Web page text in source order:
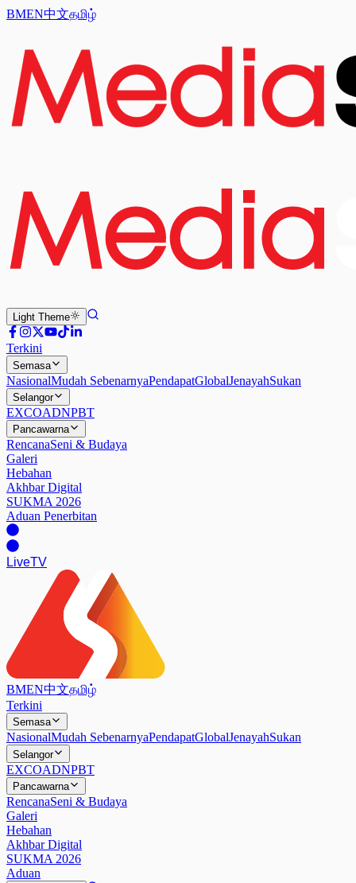
BMEN中文தமிழ்
Light Theme
Terkini
Semasa
NasionalMudah SebenarnyaPendapatGlobalJenayahSukan
Selangor
EXCOADNPBT
Pancawarna
RencanaSeni & Budaya
Galeri
Hebahan
Akhbar Digital
SUKMA 2026
Aduan Penerbitan
LiveTV
BMEN中文தமிழ்
Terkini
Semasa
NasionalMudah SebenarnyaPendapatGlobalJenayahSukan
Selangor
EXCOADNPBT
Pancawarna
RencanaSeni & Budaya
Galeri
Hebahan
Akhbar Digital
SUKMA 2026
Aduan